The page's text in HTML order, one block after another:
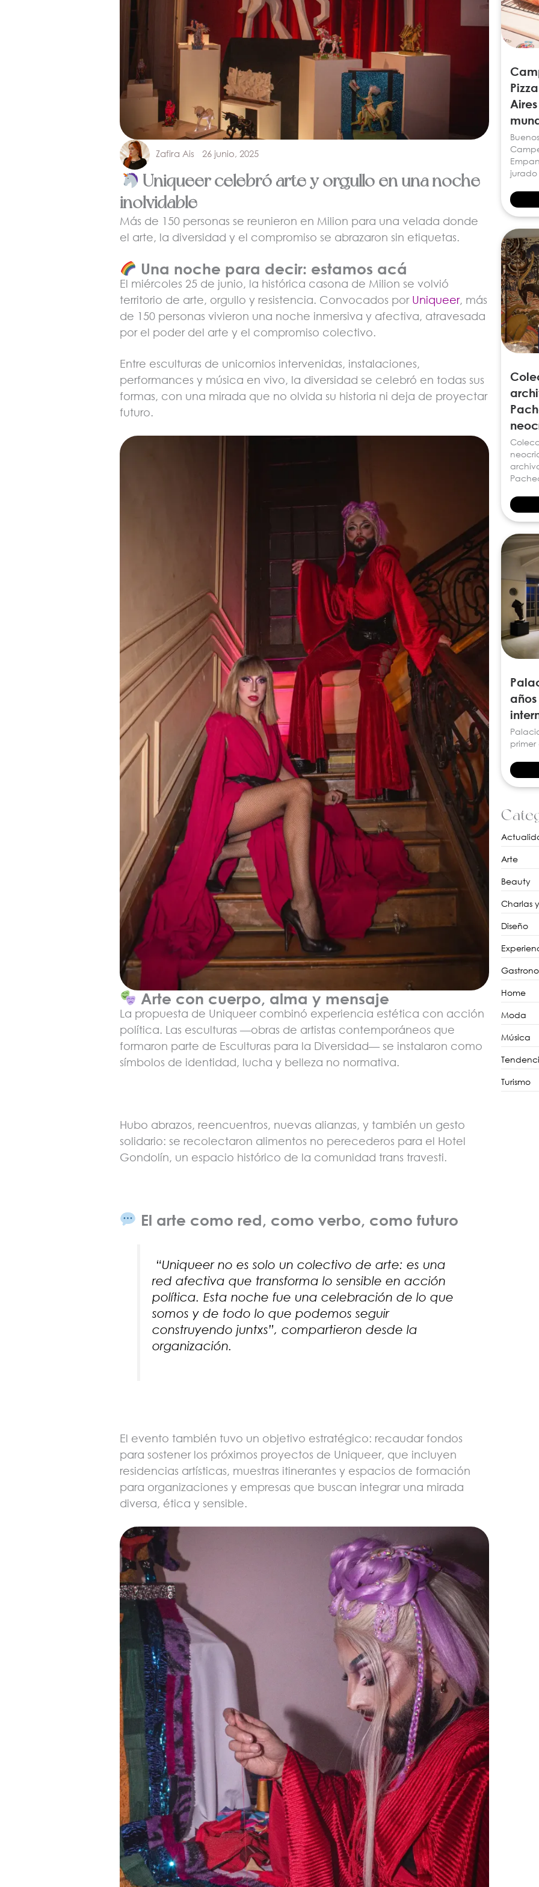
Zafira Ais 26 junio, 2025
Uniqueer celebró arte y orgullo en una noche
inolvidable
Más de 150 personas se reunieron en Milion para una velada donde
el arte, la diversidad y el compromiso se abrazaron sin etiquetas.
Una noche para decir: estamos acá
El miércoles 25 de junio, la histórica casona de Milion se volvió
territorio de arte, orgullo y resistencia. Convocados por Uniqueer, más
de 150 personas vivieron una noche inmersiva y afectiva, atravesada
por el poder del arte y el compromiso colectivo.
Entre esculturas de unicornios intervenidas, instalaciones,
performances y música en vivo, la diversidad se celebró en todas sus
formas, con una mirada que no olvida su historia ni deja de proyectar
futuro.
Arte con cuerpo, alma y mensaje
La propuesta de Uniqueer combinó experiencia estética con acción
política. Las esculturas —obras de artistas contemporáneos que
formaron parte de Esculturas para la Diversidad— se instalaron como
símbolos de identidad, lucha y belleza no normativa.
Hubo abrazos, reencuentros, nuevas alianzas, y también un gesto
solidario: se recolectaron alimentos no perecederos para el Hotel
Gondolín, un espacio histórico de la comunidad trans travesti.
El arte como red, como verbo, como futuro
“Uniqueer no es solo un colectivo de arte: es una
red afectiva que transforma lo sensible en acción
política. Esta noche fue una celebración de lo que
somos y de todo lo que podemos seguir
construyendo juntxs”, compartieron desde la
organización.
El evento también tuvo un objetivo estratégico: recaudar fondos
para sostener los próximos proyectos de Uniqueer, que incluyen
residencias artísticas, muestras itinerantes y espacios de formación
para organizaciones y empresas que buscan integrar una mirada
diversa, ética y sensible.
Arte
Beauty
Charlas
Diseño
Home
Moda
Música
Turismo